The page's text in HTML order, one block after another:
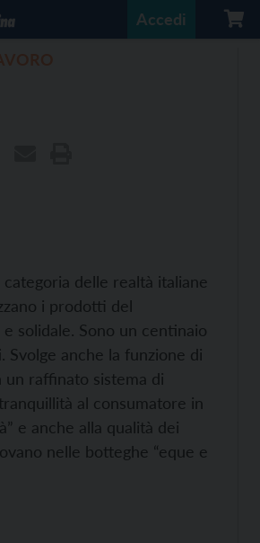
Accedi
categoria delle realtà italiane
i prodotti del
solidale. Sono un centinaio
Svolge anche la funzione di
raffinato sistema di
al consumatore in
e anche alla qualità dei
nelle botteghe “eque e